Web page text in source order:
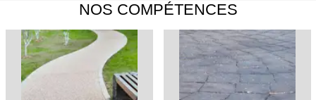
NOS COMPÉTENCES